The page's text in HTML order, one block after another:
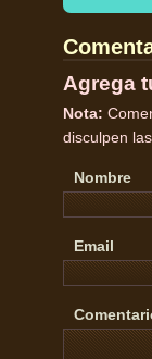
Agrega
Nota:
disculpen
Nombre
Email